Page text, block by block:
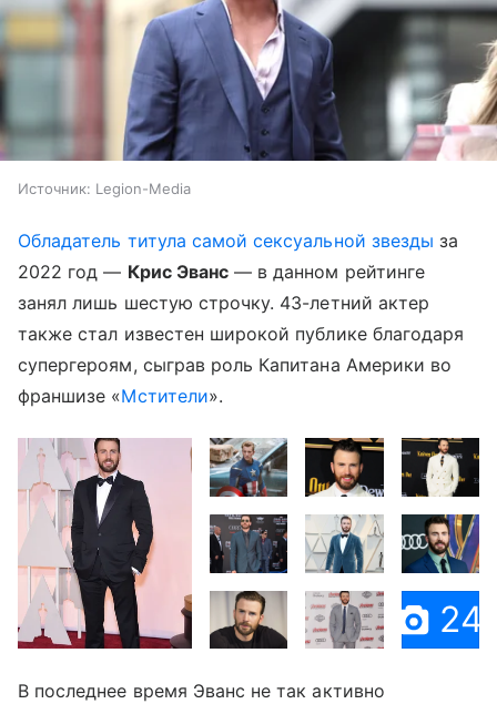
Источник: Legion-Media
Обладатель титула самой сексуальной звезды за
2022 год — Крис Эванс — в данном рейтинге
занял лишь шестую строчку. 43-летний актер
также стал известен широкой публике благодаря
супергероям, сыграв роль Капитана Америки во
франшизе «Мстители».
24
В последнее время Эванс не так активно